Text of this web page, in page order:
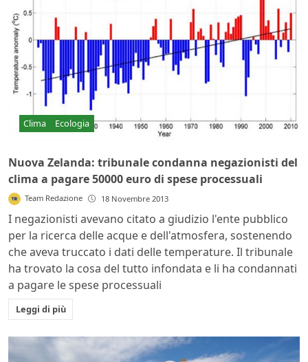
Clima Ecologia
Nuova Zelanda: tribunale condanna negazionisti del
clima a pagare 50000 euro di spese processuali
Team Redazione 18 Novembre 2013
I negazionisti avevano citato a giudizio l'ente pubblico
per la ricerca delle acque e dell'atmosfera, sostenendo
che aveva truccato i dati delle temperature. Il tribunale
ha trovato la cosa del tutto infondata e li ha condannati
a pagare le spese processuali
Leggi di più